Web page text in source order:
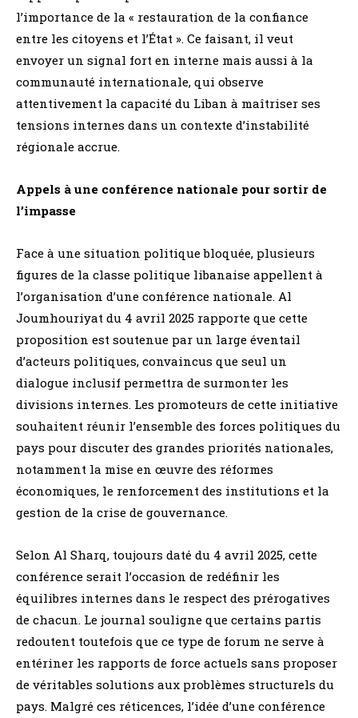
l’importance de la « restauration de la confiance
entre les citoyens et l’État ». Ce faisant, il veut
envoyer un signal fort en interne mais aussi à la
communauté internationale, qui observe
attentivement la capacité du Liban à maîtriser ses
tensions internes dans un contexte d’instabilité
régionale accrue.
Appels à une conférence nationale pour sortir de
l’impasse
Face à une situation politique bloquée, plusieurs
figures de la classe politique libanaise appellent à
l’organisation d’une conférence nationale. Al
Joumhouriyat du 4 avril 2025 rapporte que cette
proposition est soutenue par un large éventail
d’acteurs politiques, convaincus que seul un
dialogue inclusif permettra de surmonter les
divisions internes. Les promoteurs de cette initiative
souhaitent réunir l’ensemble des forces politiques du
pays pour discuter des grandes priorités nationales,
notamment la mise en œuvre des réformes
économiques, le renforcement des institutions et la
gestion de la crise de gouvernance.
Selon Al Sharq, toujours daté du 4 avril 2025, cette
conférence serait l’occasion de redéfinir les
équilibres internes dans le respect des prérogatives
de chacun. Le journal souligne que certains partis
redoutent toutefois que ce type de forum ne serve à
entériner les rapports de force actuels sans proposer
de véritables solutions aux problèmes structurels du
pays. Malgré ces réticences, l’idée d’une conférence